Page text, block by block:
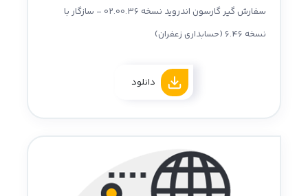
سفارش گیر گارسون اندروید نسخه 02.00.36 - سازگار با
نسخه 6.46 (حسابداری زعفران)
دانلود